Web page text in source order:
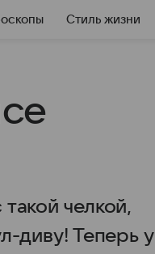
Стиль жизни
челкой,
диву! Теперь у